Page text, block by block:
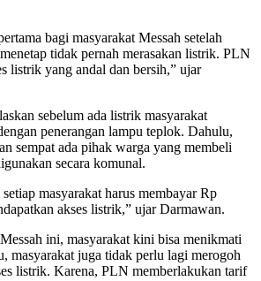
bagi masyarakat Messah setelah
tidak pernah merasakan listrik. PLN
listrik yang andal dan bersih,” ujar
sebelum ada listrik masyarakat
penerangan lampu teplok. Dahulu,
sempat ada pihak warga yang membeli
secara komunal.
masyarakat harus membayar Rp
akses listrik,” ujar Darmawan.
ini, masyarakat kini bisa menikmati
masyarakat juga tidak perlu lagi merogoh
listrik. Karena, PLN memberlakukan tarif